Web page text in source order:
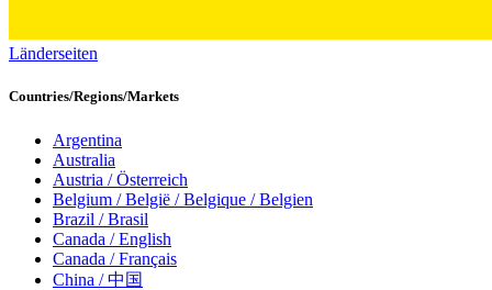
Länderseiten
Countries/Regions/Markets
Argentina
Australia
Austria / Österreich
Belgium / België / Belgique / Belgien
Brazil / Brasil
Canada / English
Canada / Français
China / 中国